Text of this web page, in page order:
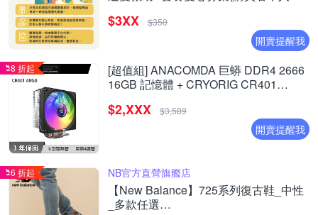
$3XX $350
開賣提醒我
8 折起
[超值組] ANACOMDA 巨蟒 DDR4 2666
16GB 記憶體 + CRYORIG CR401
$2,XXX $3,589
開賣提醒我
6 折起 NB官方直營旗艦店
【New Balance】725系列復古鞋_中性
_多款任選